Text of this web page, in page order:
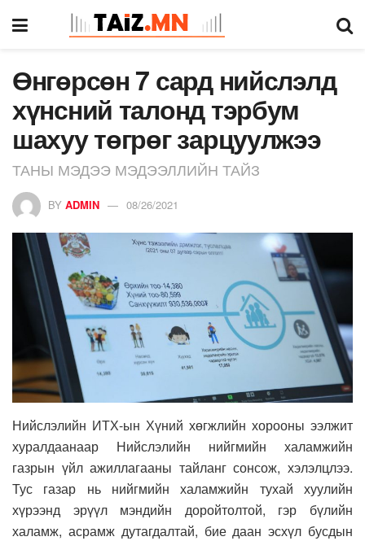
Өнгөрсөн 7 сард нийслэлд
хүнсний талонд тэрбум
шахуу төгрөг зарцуулжээ
ТАНЫ МЭДЭЭ МЭДЭЭЛЛИЙН ТАЙЗ
BY ADMIN 08/26/2021
Нийслэлийн ИТХ-ын Хүний хөгжлийн хорооны ээлжит
хуралдаанаар Нийслэлийн нийгмийн халамжийн
газрын үйл ажиллагааны тайланг сонсож, хэлэлцлээ.
Тус газар нь нийгмийн халамжийн тухай хуулийн
хүрээнд эрүүл мэндийн доройтолтой, гэр бүлийн
халамж, асрамж дутагдалтай, бие даан эсхүл бусдын